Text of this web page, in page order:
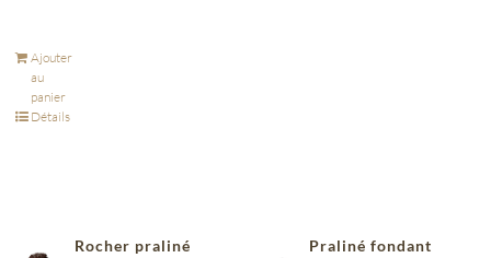
Ajouter
au
panier
Détails
Rocher praliné Praliné fondant